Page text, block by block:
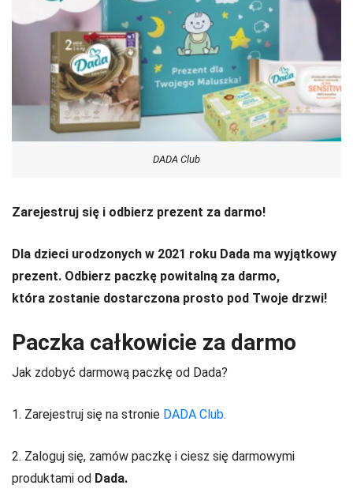
DADA Club
Zarejestruj się i odbierz prezent za darmo!
Dla dzieci urodzonych w 2021 roku Dada ma wyjątkowy
prezent. Odbierz paczkę powitalną za darmo,
która zostanie dostarczona prosto pod Twoje drzwi!
Paczka całkowicie za darmo
Jak zdobyć darmową paczkę od Dada?
1. Zarejestruj się na stronie DADA Club.
2. Zaloguj się, zamów paczkę i ciesz się darmowymi
produktami od Dada.